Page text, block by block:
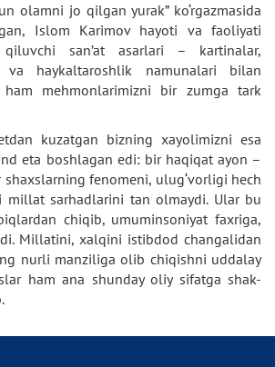
olamni jo qilgan yurak” ko‘rgazmasida
Islom Karimov hayoti va faoliyati
qiluvchi san’at asarlari – kartinalar,
va haykaltaroshlik namunalari bilan
ham mehmonlarimizni bir zumga tark
kuzatgan bizning xayolimizni esa
eta boshlagan edi: bir haqiqat ayon –
fenomeni, ulug‘vorligi hech
millat sarhadlarini tan olmaydi. Ular bu
chiqib, umuminsoniyat faxriga,
Millatini, xalqini istibdod changalidan
nurli manziliga olib chiqishni uddalay
ham ana shunday oliy sifatga shak-